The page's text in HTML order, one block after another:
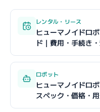
レンタル・リース
ヒューマノイドロ
ド｜費用・手続き
ロボット
ヒューマノイドロ
スペック・価格・